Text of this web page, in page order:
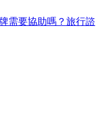
需要協助嗎？ 旅行諮